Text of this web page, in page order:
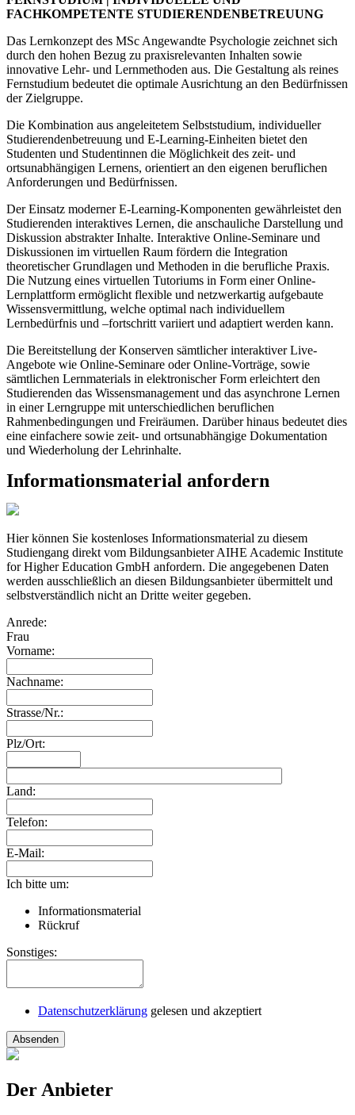
FACHKOMPETENTE STUDIERENDENBETREUUNG
Das Lernkonzept des MSc Angewandte Psychologie zeichnet sich
durch den hohen Bezug zu praxisrelevanten Inhalten sowie
innovative Lehr- und Lernmethoden aus. Die Gestaltung als reines
Fernstudium bedeutet die optimale Ausrichtung an den Bedürfnissen
der Zielgruppe.
Die Kombination aus angeleitetem Selbststudium, individueller
Studierendenbetreuung und E-Learning-Einheiten bietet den
Studenten und Studentinnen die Möglichkeit des zeit- und
ortsunabhängigen Lernens, orientiert an den eigenen beruflichen
Anforderungen und Bedürfnissen.
Der Einsatz moderner E-Learning-Komponenten gewährleistet den
Studierenden interaktives Lernen, die anschauliche Darstellung und
Diskussion abstrakter Inhalte. Interaktive Online-Seminare und
Diskussionen im virtuellen Raum fördern die Integration
theoretischer Grundlagen und Methoden in die berufliche Praxis.
Die Nutzung eines virtuellen Tutoriums in Form einer Online-
Lernplattform ermöglicht flexible und netzwerkartig aufgebaute
Wissensvermittlung, welche optimal nach individuellem
Lernbedürfnis und –fortschritt variiert und adaptiert werden kann.
Die Bereitstellung der Konserven sämtlicher interaktiver Live-
Angebote wie Online-Seminare oder Online-Vorträge, sowie
sämtlichen Lernmaterials in elektronischer Form erleichtert den
Studierenden das Wissensmanagement und das asynchrone Lernen
in einer Lerngruppe mit unterschiedlichen beruflichen
Rahmenbedingungen und Freiräumen. Darüber hinaus bedeutet dies
eine einfachere sowie zeit- und ortsunabhängige Dokumentation
und Wiederholung der Lehrinhalte.
Informationsmaterial anfordern
Hier können Sie kostenloses Informationsmaterial zu diesem
Studiengang direkt vom Bildungsanbieter AIHE Academic Institute
for Higher Education GmbH anfordern. Die angegebenen Daten
werden ausschließlich an diesen Bildungsanbieter übermittelt und
selbstverständlich nicht an Dritte weiter gegeben.
Anrede:
Frau
Vorname:
Nachname:
Strasse/Nr.:
Plz/Ort:
Land:
Telefon:
E-Mail:
Ich bitte um:
Informationsmaterial
Rückruf
Sonstiges:
Datenschutzerklärung gelesen und akzeptiert
Absenden
Der Anbieter